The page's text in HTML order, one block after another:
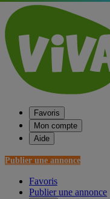
Favoris
Mon compte
Aide
Publier une annonce
Favoris
Publier une annonce